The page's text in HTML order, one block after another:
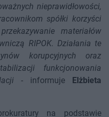
nieprawidłowości,
spółki korzyści
materiałów
RIPOK. Działania te
korupcyjnych oraz
funkcjonowania
- informuje
Elżbieta
na podstawie